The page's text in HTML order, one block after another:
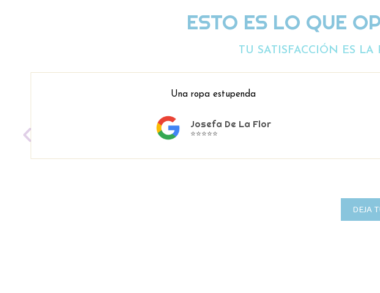
ESTO ES LO QUE
TU SATISFACCIÓN ES LA
Una ropa estupenda
Josefa De La Flor
⭐⭐⭐⭐⭐
DEJA